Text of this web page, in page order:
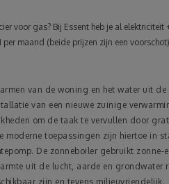
voor gas? Bij Essent heb je al elektriciteit
maand (beide prijzen zijn een
van de woning en het water uit de
van een nieuwe zuinige
om de taak te vervullen door
moderne toepassingen zijn hiertoe in
De zonneboiler gebruikt zonne-
uit de lucht, aarde en grondwater
zijn en tevens milieuvriendelijk.